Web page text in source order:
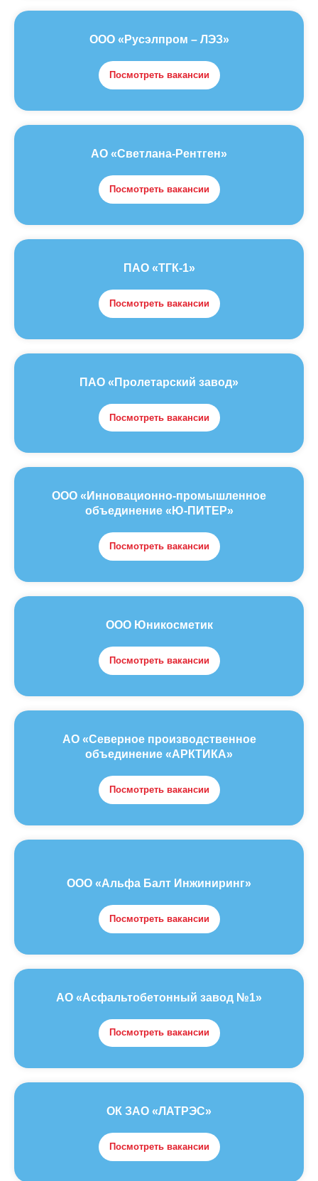
ООО «Русэлпром – ЛЭЗ»
Посмотреть вакансии
АО «Светлана-Рентген»
Посмотреть вакансии
ПАО «ТГК-1»
Посмотреть вакансии
ПАО «Пролетарский завод»
Посмотреть вакансии
ООО «Инновационно-промышленное
объединение «Ю-ПИТЕР»
Посмотреть вакансии
ООО Юникосметик
Посмотреть вакансии
АО «Северное производственное
объединение «АРКТИКА»
Посмотреть вакансии
ООО «Альфа Балт Инжиниринг»
Посмотреть вакансии
АО «Асфальтобетонный завод №1»
Посмотреть вакансии
ОК ЗАО «ЛАТРЭС»
Посмотреть вакансии